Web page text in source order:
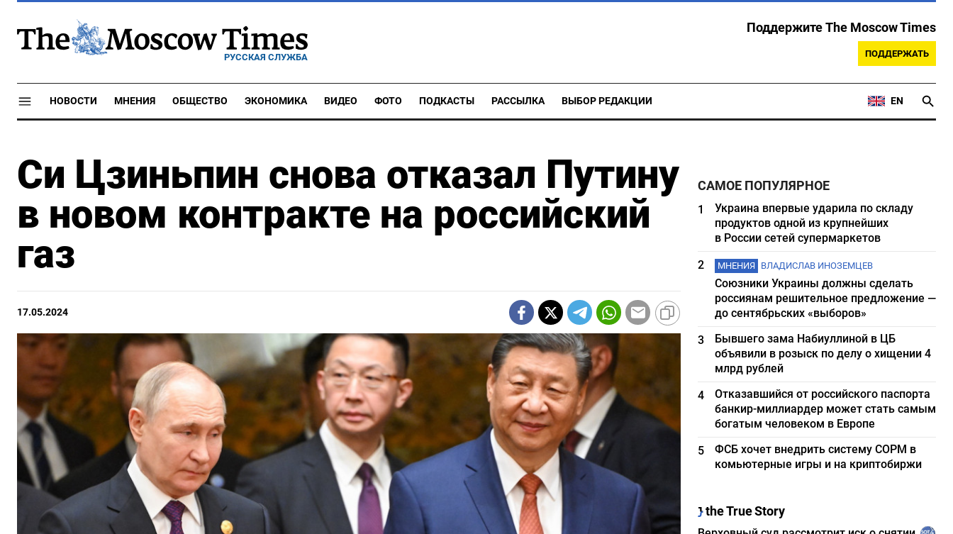
РУССКАЯ СЛУЖБА
Поддержите The Moscow Times
ПОДДЕРЖАТЬ
НОВОСТИ МНЕНИЯ ОБЩЕСТВО ЭКОНОМИКА ВИДЕО ФОТО ПОДКАСТЫ РАССЫЛКА ВЫБОР РЕДАКЦИИ EN
Си Цзиньпин снова отказал Путину
в новом контракте на российский
газ
17.05.2024
САМОЕ ПОПУЛЯРНОЕ
1
Украина впервые ударила по складу
продуктов одной из крупнейших
в России сетей супермаркетов
2
МНЕНИЯ ВЛАДИСЛАВ ИНОЗЕМЦЕВ
Союзники Украины должны сделать
россиянам решительное предложение —
до сентябрьских «выборов»
3
Бывшего зама Набиуллиной в ЦБ
объявили в розыск по делу о хищении 4
млрд рублей
4
Отказавшийся от российского паспорта
банкир-миллиардер может стать самым
богатым человеком в Европе
5
ФСБ хочет внедрить систему СОРМ в
комьютерные игры и на криптобиржи